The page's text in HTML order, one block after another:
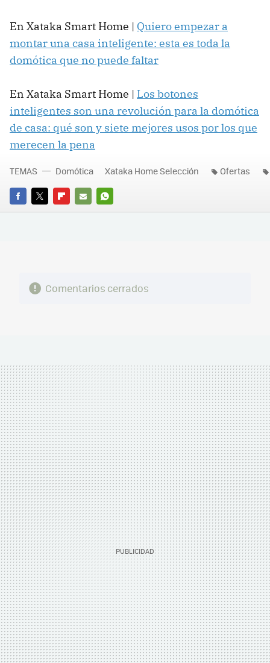
En Xataka Smart Home | Quiero empezar a
montar una casa inteligente: esta es toda la
domótica que no puede faltar
En Xataka Smart Home | Los botones
inteligentes son una revolución para la domótica
de casa: qué son y siete mejores usos por los que
merecen la pena
FACEBOOK
TWITTERFLIPBOARD
E-
WHATSAPP
TEMAS Domótica Xataka Home Selección Ofertas
Comentarios cerrados